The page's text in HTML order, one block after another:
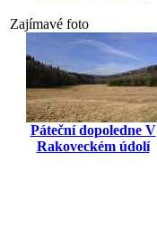
Zajímavé foto
Páteční dopoledne V
Rakoveckém údolí